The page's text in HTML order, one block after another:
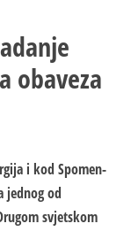
obaveza
i kod Spomen-
jednog od
svjetskom